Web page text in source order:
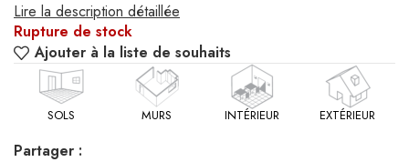
Lire la description détaillée
Rupture de stock
Ajouter à la liste de souhaits
SOLS MURS INTÉRIEUR EXTÉRIEUR
Partager :